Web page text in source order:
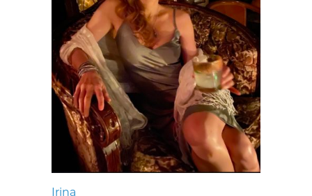
Irina